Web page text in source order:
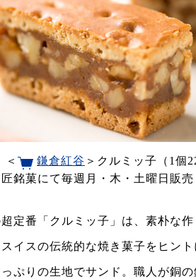
＜ 鎌倉紅谷 ＞クルミッ子（1個
銘菓にて毎週月・木・土曜日販売
定番「クルミッ子」は、素朴な
イスの伝統的な焼き菓子をヒン
ぷりの生地でサンド。職人が銅